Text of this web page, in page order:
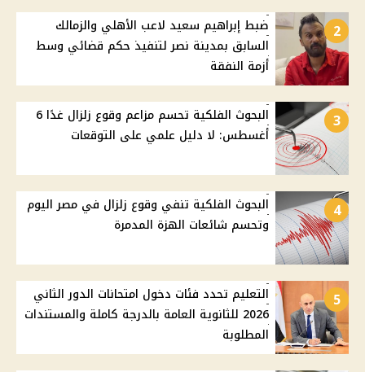
2
ضبط إبراهيم سعيد لاعب الأهلي والزمالك
السابق بمدينة نصر لتنفيذ حكم قضائي وسط
أزمة النفقة
3
البحوث الفلكية تحسم مزاعم وقوع زلزال غدًا 6
أغسطس: لا دليل علمي على التوقعات
4
البحوث الفلكية تنفي وقوع زلزال في مصر اليوم
وتحسم شائعات الهزة المدمرة
5
التعليم تحدد فئات دخول امتحانات الدور الثاني
2026 للثانوية العامة بالدرجة كاملة والمستندات
المطلوبة